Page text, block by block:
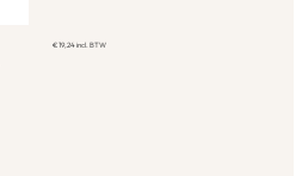
€19,24incl. BTW